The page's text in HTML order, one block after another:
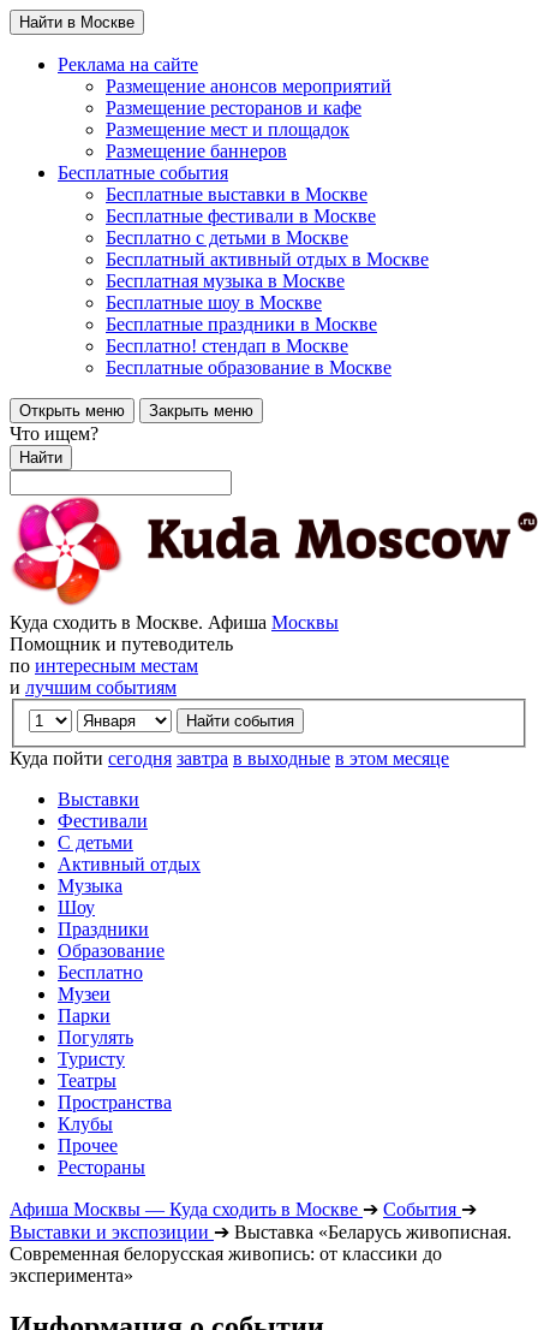
Найти в Москве
Реклама на сайте
Размещение анонсов мероприятий
Размещение ресторанов и кафе
Размещение мест и площадок
Размещение баннеров
Бесплатные события
Бесплатные выставки в Москве
Бесплатные фестивали в Москве
Бесплатно с детьми в Москве
Бесплатный активный отдых в Москве
Бесплатная музыка в Москве
Бесплатные шоу в Москве
Бесплатные праздники в Москве
Бесплатно! стендап в Москве
Бесплатные образование в Москве
Открыть меню Закрыть меню
Что ищем?
Найти
Куда сходить в Москве. Афиша Москвы
Помощник и путеводитель
по интересным местам
и лучшим событиям
Куда пойти сегодня завтра в выходные в этом месяце
Выставки
Фестивали
С детьми
Активный отдых
Музыка
Шоу
Праздники
Образование
Бесплатно
Музеи
Парки
Погулять
Туристу
Театры
Пространства
Клубы
Прочее
Рестораны
Афиша Москвы — Куда сходить в Москве ➔ События ➔
Выставки и экспозиции ➔ Выставка «Беларусь живописная.
Современная белорусская живопись: от классики до
эксперимента»